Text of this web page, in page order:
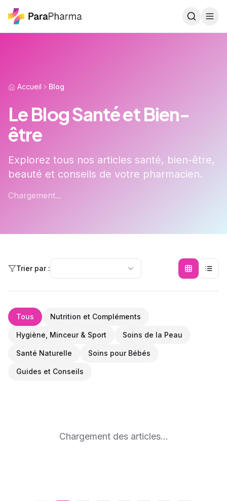
Aller au contenu principal
Accueil Blog
Le Blog Santé et Bien-
être
Explorez tous nos articles santé, bien-être,
beauté et conseils de votre pharmacien.
Chargement...
Trier par :
Tous Nutrition et Compléments
Hygiène, Minceur & Sport Soins de la Peau
Santé Naturelle Soins pour Bébés
Guides et Conseils
Chargement des articles...